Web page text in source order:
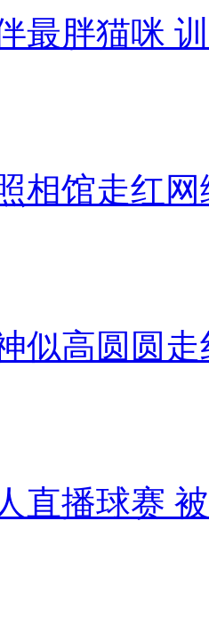
最胖猫咪
相馆走红网
似高圆圆走
直播球赛